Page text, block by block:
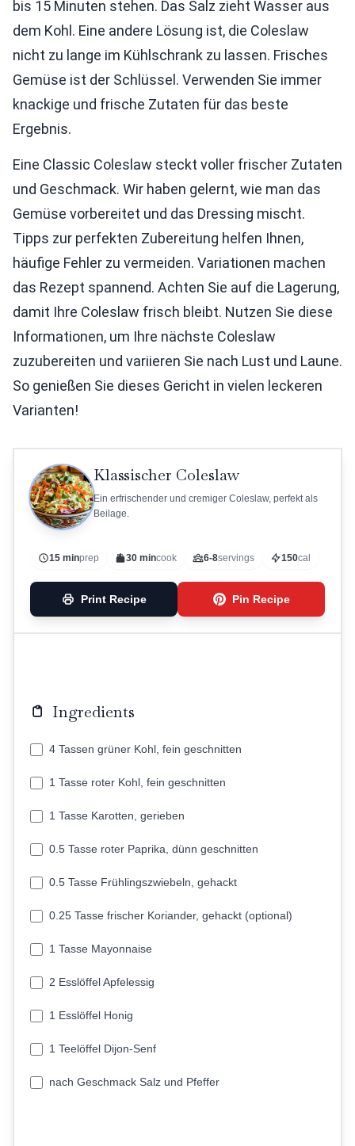
bis 15 Minuten stehen. Das Salz zieht Wasser aus
dem Kohl. Eine andere Lösung ist, die Coleslaw
nicht zu lange im Kühlschrank zu lassen. Frisches
Gemüse ist der Schlüssel. Verwenden Sie immer
knackige und frische Zutaten für das beste
Ergebnis.
Eine Classic Coleslaw steckt voller frischer Zutaten
und Geschmack. Wir haben gelernt, wie man das
Gemüse vorbereitet und das Dressing mischt.
Tipps zur perfekten Zubereitung helfen Ihnen,
häufige Fehler zu vermeiden. Variationen machen
das Rezept spannend. Achten Sie auf die Lagerung,
damit Ihre Coleslaw frisch bleibt. Nutzen Sie diese
Informationen, um Ihre nächste Coleslaw
zuzubereiten und variieren Sie nach Lust und Laune.
So genießen Sie dieses Gericht in vielen leckeren
Varianten!
Klassischer Coleslaw
Ein erfrischender und cremiger Coleslaw, perfekt als
Beilage.
15 minprep 30 mincook 6-8servings 150cal
Print Recipe Pin Recipe
Ingredients
4 Tassen grüner Kohl, fein geschnitten
1 Tasse roter Kohl, fein geschnitten
1 Tasse Karotten, gerieben
0.5 Tasse roter Paprika, dünn geschnitten
0.5 Tasse Frühlingszwiebeln, gehackt
0.25 Tasse frischer Koriander, gehackt (optional)
1 Tasse Mayonnaise
2 Esslöffel Apfelessig
1 Esslöffel Honig
1 Teelöffel Dijon-Senf
nach Geschmack Salz und Pfeffer